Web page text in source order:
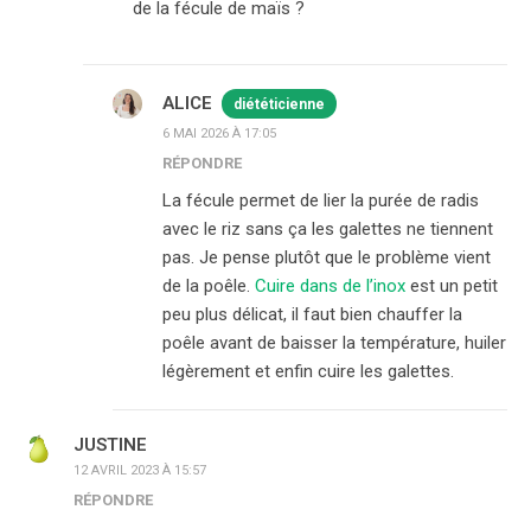
de la fécule de maïs ?
ALICE diététicienne
6 MAI 2026 À 17:05
RÉPONDRE
La fécule permet de lier la purée de radis
avec le riz sans ça les galettes ne tiennent
pas. Je pense plutôt que le problème vient
de la poêle. Cuire dans de l’inox est un petit
peu plus délicat, il faut bien chauffer la
poêle avant de baisser la température, huiler
légèrement et enfin cuire les galettes.
JUSTINE
12 AVRIL 2023 À 15:57
RÉPONDRE